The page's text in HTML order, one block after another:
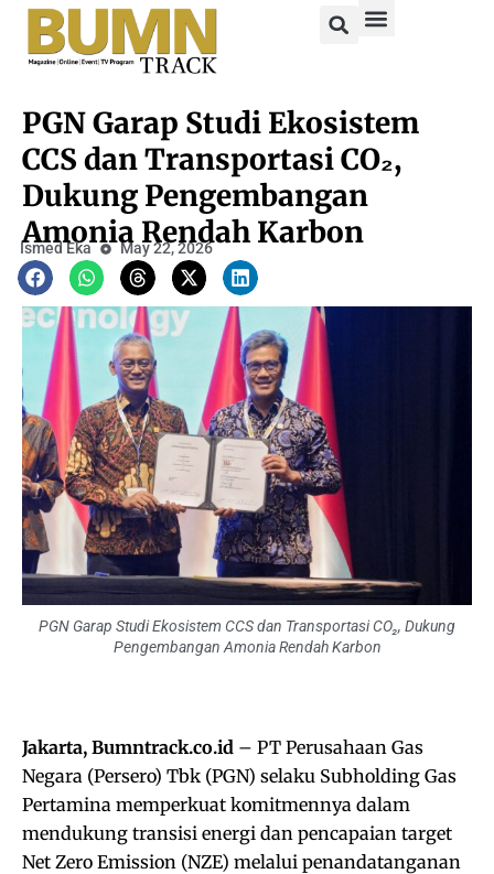
PGN Garap Studi Ekosistem
CCS dan Transportasi CO₂,
Dukung Pengembangan
Amonia Rendah Karbon
Ismed Eka May 22, 2026
PGN Garap Studi Ekosistem CCS dan Transportasi CO₂, Dukung
Pengembangan Amonia Rendah Karbon
Jakarta, Bumntrack.co.id – PT Perusahaan Gas
Negara (Persero) Tbk (PGN) selaku Subholding Gas
Pertamina memperkuat komitmennya dalam
mendukung transisi energi dan pencapaian target
Net Zero Emission (NZE) melalui penandatanganan